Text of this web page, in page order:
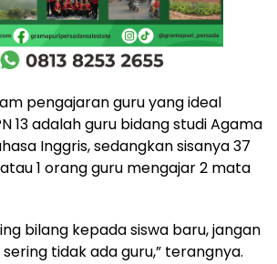
pengajaran guru yang ideal
13 adalah guru bidang studi Agama
Inggris, sedangkan sisanya 37
1 orang guru mengajar 2 mata
bilang kepada siswa baru, jangan
tidak ada guru,” terangnya.